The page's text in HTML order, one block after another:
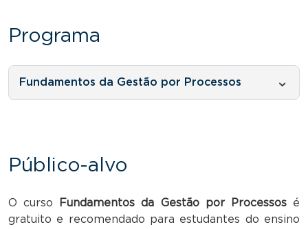
Programa
Fundamentos da Gestão por Processos
Público-alvo
O curso Fundamentos da Gestão por Processosé
gratuito e recomendado para estudantes do ensino